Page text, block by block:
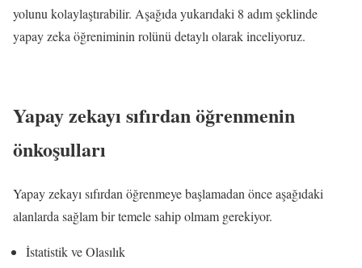
yolunu kolaylaştırabilir. Aşağıda yukarıdaki 8 adım şeklinde
yapay zeka öğreniminin rolünü detaylı olarak inceliyoruz.
Yapay zekayı sıfırdan öğrenmenin
önkoşulları
Yapay zekayı sıfırdan öğrenmeye başlamadan önce aşağıdaki
alanlarda sağlam bir temele sahip olmam gerekiyor.
İstatistik ve Olasılık